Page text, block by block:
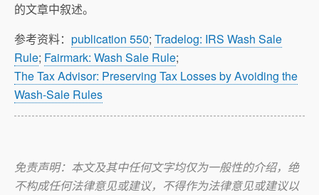
的文章中叙述。
参考资料： publication 550; Tradelog: IRS Wash Sale
Rule; Fairmark: Wash Sale Rule;
The Tax Advisor: Preserving Tax Losses by Avoiding the
Wash-Sale Rules
免责声明：本文及其中任何文字均仅为一般性的介绍，绝
不构成任何法律意见或建议，不得作为法律意见或建议以